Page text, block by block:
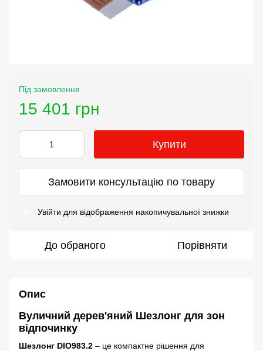
Під замовлення
15 401 грн
Купити
Замовити консультацію по товару
Увійти для відображення накопичувальної знижки
До обраного Порівняти
Опис
Вуличний дерев'яний Шезлонг для зон
відпочинку
Шезлонг DIO983.2 – це компактне рішення для